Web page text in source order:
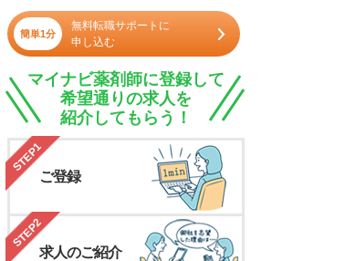
簡単1分
無料転職サポートに
申し込む
マイナビ薬剤師に登録して
希望通りの求人を
紹介してもらう！
STEP1
ご登録
STEP2
求人のご紹介